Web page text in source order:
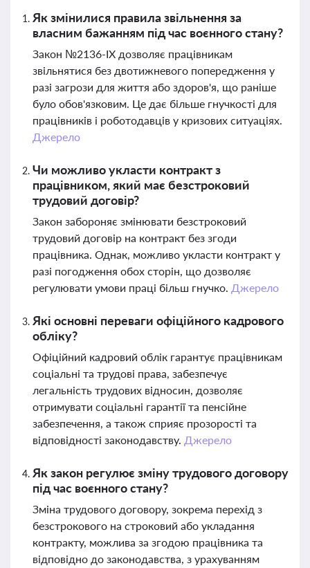
Як змінилися правила звільнення за
власним бажанням під час воєнного стану?
Закон №2136-IX дозволяє працівникам
звільнятися без двотижневого попередження у
разі загрози для життя або здоров'я, що раніше
було обов'язковим. Це дає більше гнучкості для
працівників і роботодавців у кризових ситуаціях.
Джерело
Чи можливо укласти контракт з
працівником, який має безстроковий
трудовий договір?
Закон забороняє змінювати безстроковий
трудовий договір на контракт без згоди
працівника. Однак, можливо укласти контракт у
разі погодження обох сторін, що дозволяє
регулювати умови праці більш гнучко. Джерело
Які основні переваги офіційного кадрового
обліку?
Офіційний кадровий облік гарантує працівникам
соціальні та трудові права, забезпечує
легальність трудових відносин, дозволяє
отримувати соціальні гарантії та пенсійне
забезпечення, а також сприяє прозорості та
відповідності законодавству. Джерело
Як закон регулює зміну трудового договору
під час воєнного стану?
Зміна трудового договору, зокрема перехід з
безстрокового на строковий або укладання
контракту, можлива за згодою працівника та
відповідно до законодавства, з урахуванням